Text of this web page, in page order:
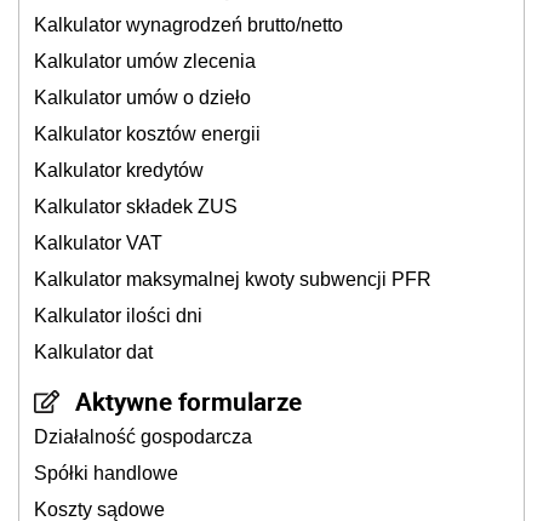
Kalkulator wynagrodzeń brutto/netto
Kalkulator umów zlecenia
Kalkulator umów o dzieło
Kalkulator kosztów energii
Kalkulator kredytów
Kalkulator składek ZUS
Kalkulator VAT
Kalkulator maksymalnej kwoty subwencji PFR
Kalkulator ilości dni
Kalkulator dat
Aktywne formularze
Działalność gospodarcza
Spółki handlowe
Koszty sądowe